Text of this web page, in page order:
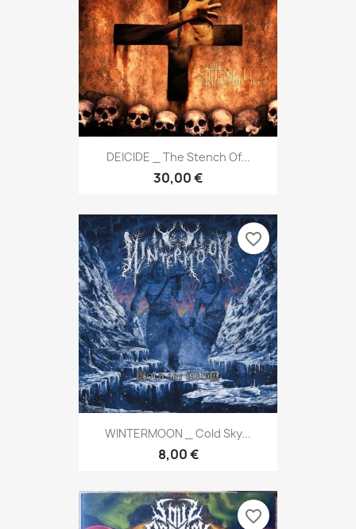
DEICIDE _ The Stench Of...
30,00 €
WINTERMOON _ Cold Sky...
8,00 €
favorite_border
favorite_border